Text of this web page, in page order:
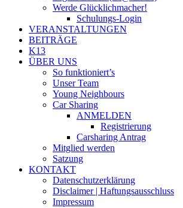
Werde Glücklichmacher!
Schulungs-Login
VERANSTALTUNGEN
BEITRÄGE
K13
ÜBER UNS
So funktioniert’s
Unser Team
Young Neighbours
Car Sharing
ANMELDEN
Registrierung
Carsharing Antrag
Mitglied werden
Satzung
KONTAKT
Datenschutzerklärung
Disclaimer | Haftungsausschluss
Impressum